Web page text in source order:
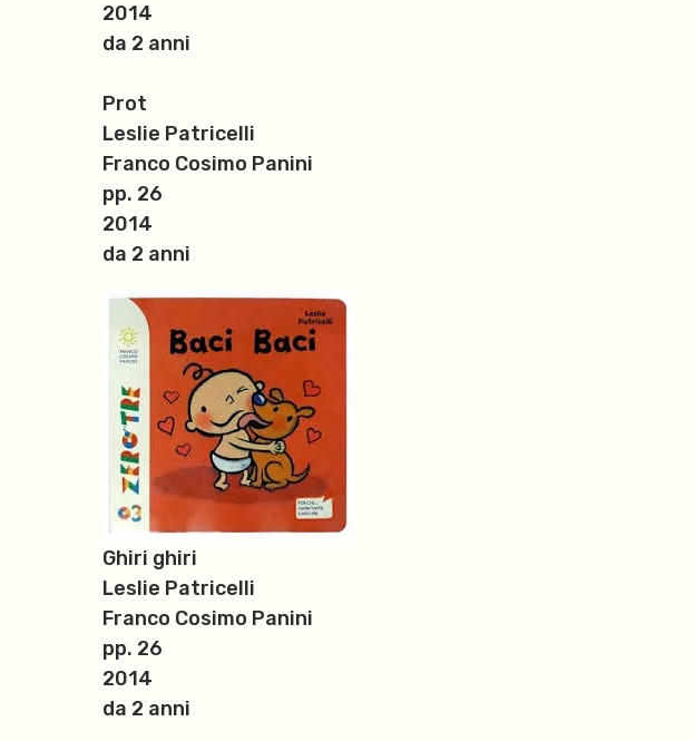
2014
da 2 anni
Prot
Leslie Patricelli
Franco Cosimo Panini
pp. 26
2014
da 2 anni
Ghiri ghiri
Leslie Patricelli
Franco Cosimo Panini
pp. 26
2014
da 2 anni